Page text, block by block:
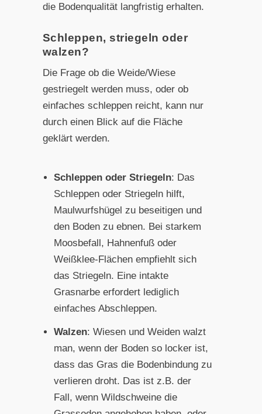
die Bodenqualität langfristig erhalten.
Schleppen, striegeln oder
walzen?
Die Frage ob die Weide/Wiese
gestriegelt werden muss, oder ob
einfaches schleppen reicht, kann nur
durch einen Blick auf die Fläche
geklärt werden.
Schleppen oder Striegeln: Das
Schleppen oder Striegeln hilft,
Maulwurfshügel zu beseitigen und
den Boden zu ebnen. Bei starkem
Moosbefall, Hahnenfuß oder
Weißklee-Flächen empfiehlt sich
das Striegeln. Eine intakte
Grasnarbe erfordert lediglich
einfaches Abschleppen.
Walzen: Wiesen und Weiden walzt
man, wenn der Boden so locker ist,
dass das Gras die Bodenbindung zu
verlieren droht. Das ist z.B. der
Fall, wenn Wildschweine die